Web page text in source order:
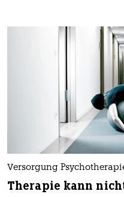
Versorgung
Therapie kann